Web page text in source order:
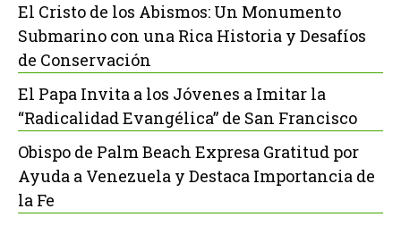
El Cristo de los Abismos: Un Monumento
Submarino con una Rica Historia y Desafíos
de Conservación
El Papa Invita a los Jóvenes a Imitar la
“Radicalidad Evangélica” de San Francisco
Obispo de Palm Beach Expresa Gratitud por
Ayuda a Venezuela y Destaca Importancia de
la Fe